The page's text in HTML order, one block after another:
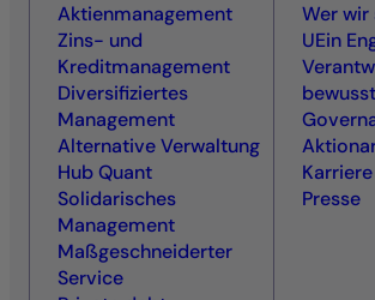
Aktienmanagement
Zins- und
Kreditmanagement
Diversifiziertes
Management
Alternative Verwaltung
Hub Quant
Solidarisches
Management
Maßgeschneiderter
Service
Wer wir
UEin
Karriere
Presse